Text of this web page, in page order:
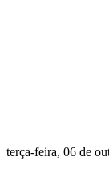
terça-feira, 06 de